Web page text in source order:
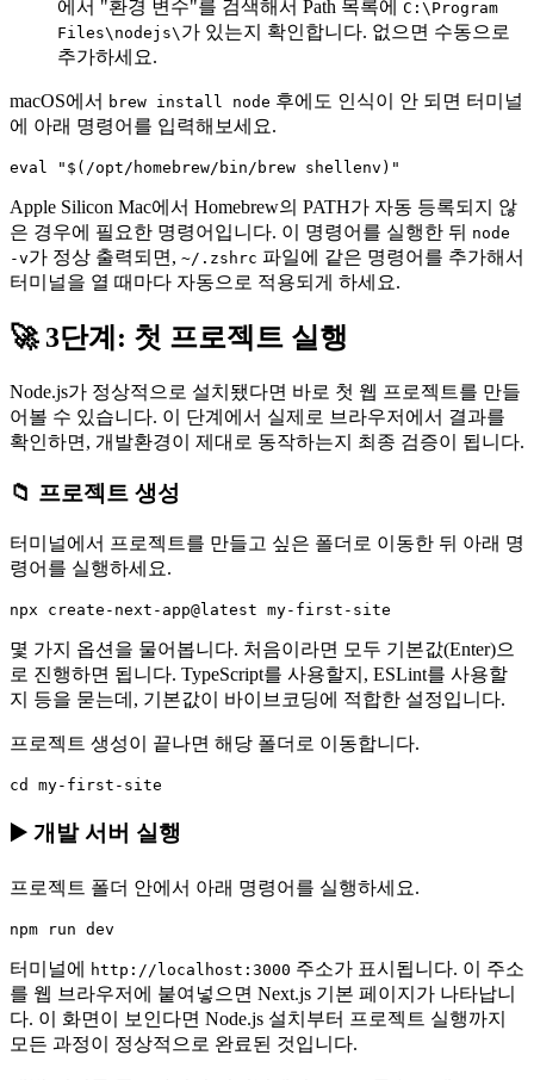
에서 "환경 변수"를 검색해서 Path 목록에 C:\Program
Files\nodejs\ 가 있는지 확인합니다. 없으면 수동으로
추가하세요.
macOS에서 brew install node 후에도 인식이 안 되면 터미널
에 아래 명령어를 입력해보세요.
Apple Silicon Mac에서 Homebrew의 PATH가 자동 등록되지 않
은 경우에 필요한 명령어입니다. 이 명령어를 실행한 뒤 node
-v가 정상 출력되면, ~/.zshrc 파일에 같은 명령어를 추가해서
터미널을 열 때마다 자동으로 적용되게 하세요.
🚀 3단계: 첫 프로젝트 실행
Node.js가 정상적으로 설치됐다면 바로 첫 웹 프로젝트를 만들
어볼 수 있습니다. 이 단계에서 실제로 브라우저에서 결과를
확인하면, 개발환경이 제대로 동작하는지 최종 검증이 됩니다.
📁 프로젝트 생성
터미널에서 프로젝트를 만들고 싶은 폴더로 이동한 뒤 아래 명
령어를 실행하세요.
몇 가지 옵션을 물어봅니다. 처음이라면 모두 기본값(Enter)으
로 진행하면 됩니다. TypeScript를 사용할지, ESLint를 사용할
지 등을 묻는데, 기본값이 바이브코딩에 적합한 설정입니다.
프로젝트 생성이 끝나면 해당 폴더로 이동합니다.
▶️ 개발 서버 실행
프로젝트 폴더 안에서 아래 명령어를 실행하세요.
터미널에 http://localhost:3000 주소가 표시됩니다. 이 주소
를 웹 브라우저에 붙여넣으면 Next.js 기본 페이지가 나타납니
다. 이 화면이 보인다면 Node.js 설치부터 프로젝트 실행까지
모든 과정이 정상적으로 완료된 것입니다.